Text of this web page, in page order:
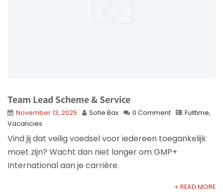
Team Lead Scheme & Service
November 13, 2025 Sofie Bax 0 Comment Fulltime,
Vacancies
Vind jij dat veilig voedsel voor iedereen toegankelijk
moet zijn? Wacht dan niet langer om GMP+
International aan je carrière.
+ READ MORE